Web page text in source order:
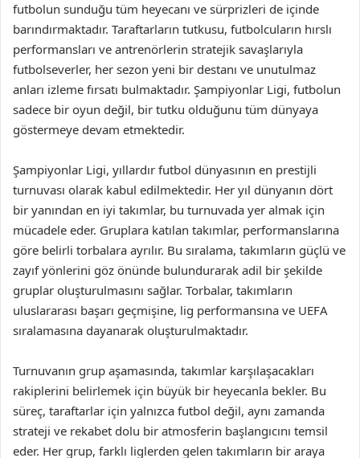
futbolun sunduğu tüm heyecanı ve sürprizleri de içinde
barındırmaktadır. Taraftarların tutkusu, futbolcuların hırslı
performansları ve antrenörlerin stratejik savaşlarıyla
futbolseverler, her sezon yeni bir destanı ve unutulmaz
anları izleme fırsatı bulmaktadır. Şampiyonlar Ligi, futbolun
sadece bir oyun değil, bir tutku olduğunu tüm dünyaya
göstermeye devam etmektedir.
Şampiyonlar Ligi, yıllardır futbol dünyasının en prestijli
turnuvası olarak kabul edilmektedir. Her yıl dünyanın dört
bir yanından en iyi takımlar, bu turnuvada yer almak için
mücadele eder. Gruplara katılan takımlar, performanslarına
göre belirli torbalara ayrılır. Bu sıralama, takımların güçlü ve
zayıf yönlerini göz önünde bulundurarak adil bir şekilde
gruplar oluşturulmasını sağlar. Torbalar, takımların
uluslararası başarı geçmişine, lig performansına ve UEFA
sıralamasına dayanarak oluşturulmaktadır.
Turnuvanın grup aşamasında, takımlar karşılaşacakları
rakiplerini belirlemek için büyük bir heyecanla bekler. Bu
süreç, taraftarlar için yalnızca futbol değil, aynı zamanda
strateji ve rekabet dolu bir atmosferin başlangıcını temsil
eder. Her grup, farklı liglerden gelen takımların bir araya